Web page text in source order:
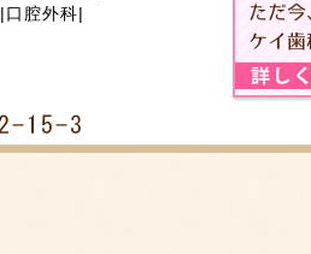
|口腔外科|